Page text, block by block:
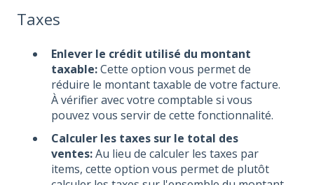
Taxes
Enlever le crédit utilisé du montant
taxable:Cette option vous permet de
réduire le montant taxable de votre facture.
À vérifier avec votre comptable si vous
pouvez vous servir de cette fonctionnalité.
Calculer les taxes sur le total des
ventes:Au lieu de calculer les taxes par
items, cette option vous permet de plutôt